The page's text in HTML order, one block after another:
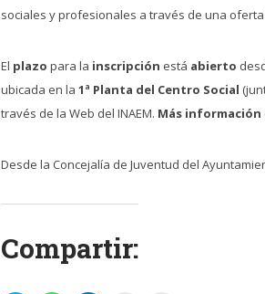
sociales y profesionales a través de una
El plazo para la inscripción está abierto
ubicada en la 1ª Planta del Centro Social
través de la Web del INAEM. Más información
Desde la Concejalía de Juventud del
Compartir: